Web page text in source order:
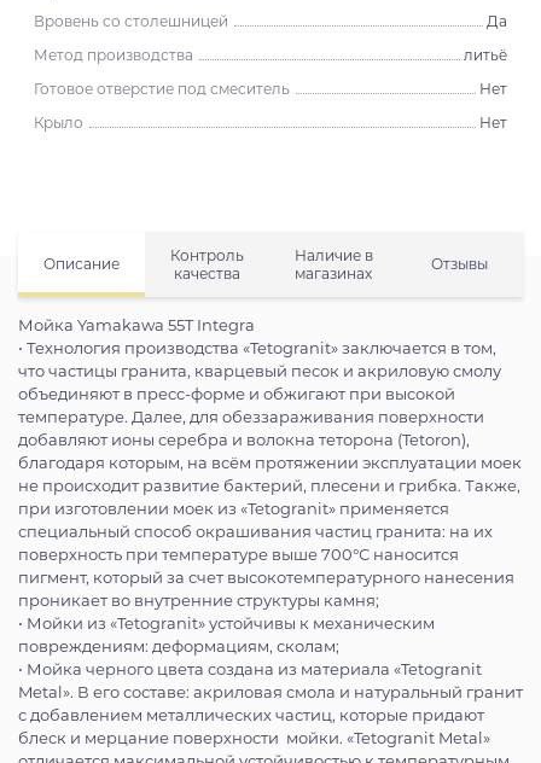
Вровень со столешницей
Да
Метод производства
литьё
Готовое отверстие под смеситель
Нет
Крыло
Нет
Описание
Контроль
качества
Наличие в
магазинах
Отзывы
Мойка Yamakawa 55T Integra
• Технология производства «Tetogranit» заключается в том,
что частицы гранита, кварцевый песок и акриловую смолу
объединяют в пресс-форме и обжигают при высокой
температуре. Далее, для обеззараживания поверхности
добавляют ионы серебра и волокна теторона (Tetoron),
благодаря которым, на всём протяжении эксплуатации моек
не происходит развитие бактерий, плесени и грибка. Также,
при изготовлении моек из «Tetogranit» применяется
специальный способ окрашивания частиц гранита: на их
поверхность при температуре выше 700°С наносится
пигмент, который за счет высокотемпературного нанесения
проникает во внутренние структуры камня;
• Мойки из «Tetogranit» устойчивы к механическим
повреждениям: деформациям, сколам;
• Мойка черного цвета создана из материала «Tetogranit
Metal». В его составе: акриловая смола и натуральный гранит
с добавлением металлических частиц, которые придают
блеск и мерцание поверхности мойки. «Tetogranit Metal»